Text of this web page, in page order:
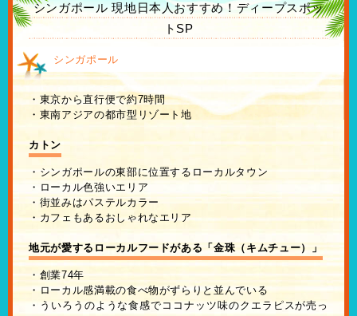
シンガポール 現地日本人おすすめ！ディープスポッ
トSP
シンガポール
・東京から直行便で約7時間
・東南アジアの都市型リゾート地
カトン
・シンガポールの東部に位置するローカルタウン
・ローカル色強いエリア
・街並みはパステルカラー
・カフェもあるおしゃれなエリア
地元が愛するローカルフードがある「金珠（キムチュー）」
・創業74年
・ローカル感満載の食べ物がずらりと並んでいる
・ういろうのような食感でココナッツ味のクエラピスが売っ